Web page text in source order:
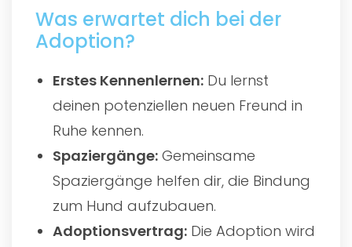
Was erwartet dich bei der
Adoption?
Erstes Kennenlernen: Du lernst
deinen potenziellen neuen Freund in
Ruhe kennen.
Spaziergänge: Gemeinsame
Spaziergänge helfen dir, die Bindung
zum Hund aufzubauen.
Adoptionsvertrag: Die Adoption wird